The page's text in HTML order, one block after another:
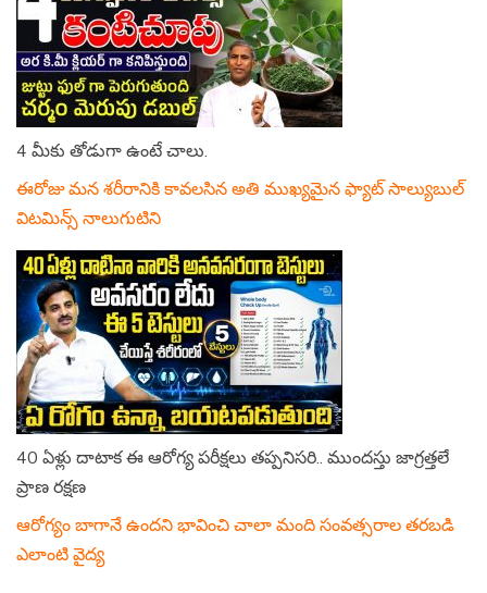
4 మీకు తోడుగా ఉంటే చాలు.
ఈరోజు మన శరీరానికి కావలసిన అతి ముఖ్యమైన ఫ్యాట్ సాల్యుబుల్
విటమిన్స్ నాలుగుటిని
40 ఏళ్లు దాటాక ఈ ఆరోగ్య పరీక్షలు తప్పనిసరి.. ముందస్తు జాగ్రత్తలే
ప్రాణ రక్షణ
ఆరోగ్యం బాగానే ఉందని భావించి చాలా మంది సంవత్సరాల తరబడి
ఎలాంటి వైద్య